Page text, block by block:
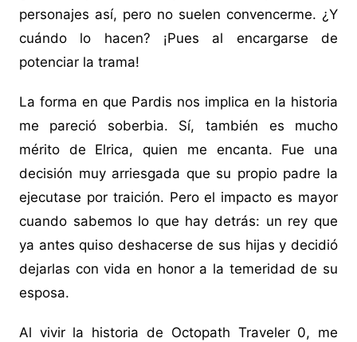
personajes así, pero no suelen convencerme. ¿Y
cuándo lo hacen? ¡Pues al encargarse de
potenciar la trama!
La forma en que Pardis nos implica en la historia
me pareció soberbia. Sí, también es mucho
mérito de Elrica, quien me encanta. Fue una
decisión muy arriesgada que su propio padre la
ejecutase por traición. Pero el impacto es mayor
cuando sabemos lo que hay detrás: un rey que
ya antes quiso deshacerse de sus hijas y decidió
dejarlas con vida en honor a la temeridad de su
esposa.
Al vivir la historia de Octopath Traveler 0, me